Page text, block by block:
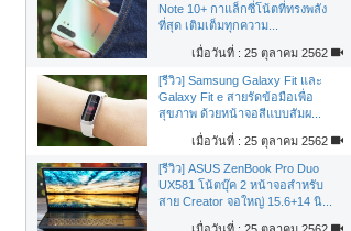
Note 10+ กาแล็กซี่โน้ตที่ทรงพลัง
ที่สุด เติมเต็มทุกความ...
เมื่อวันที่ : 25 ตุลาคม 2562
[รีวิว] Samsung Galaxy Fit และ
Galaxy Fit e สายรัดข้อมือเพื่อ
สุขภาพ ด้วยหน้าจอสีแบบสัมผ...
เมื่อวันที่ : 25 ตุลาคม 2562
[รีวิว] ASUS ZenBook Pro Duo
UX581 โน้ตบุ๊ค 2 หน้าจอสำหรับ
สาย Creator จอใหญ่ 15.6+14 นิ...